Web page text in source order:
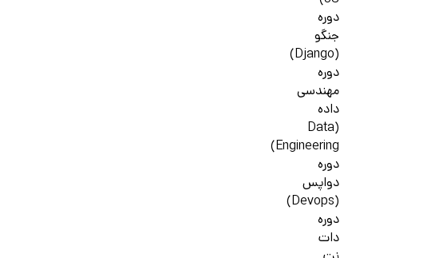
دوره
جنگو
(Django)
دوره
مهندسی
داده
(Data
Engineering)
دوره
دواپس
(Devops)
دوره
دات